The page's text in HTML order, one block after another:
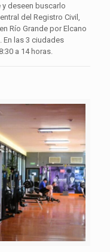
y deseen buscarlo
del Registro Civil,
Río Grande por Elcano
En las 3 ciudades
a 14 horas.